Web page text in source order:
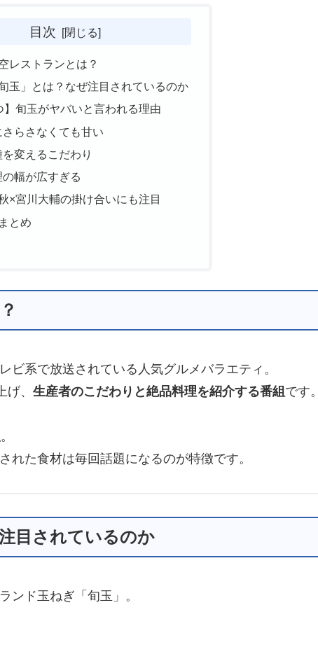
目次
レストランとは？
玉」とは？なぜ注目されているのか
】旬玉がヤバいと言われる理由
らさなくても甘い
変えるこだわり
幅が広すぎる
×宮川大輔の掛け合いにも注目
とめ
ビ系で放送されている人気グルメバラエティ。
、 生産者のこだわりと絶品料理を紹介する番組 です。
。
れた食材は毎回話題になるのが特徴です。
目されているのか
ンド玉ねぎ「旬玉」。